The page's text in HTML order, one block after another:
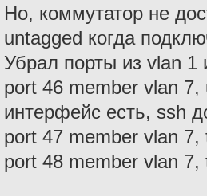
Но, коммутатор не
untagged когда
Убрал порты из vlan 1
port 46 member vlan
интерфейс есть, ssh
port 47 member vlan 7,
port 48 member vlan 7,